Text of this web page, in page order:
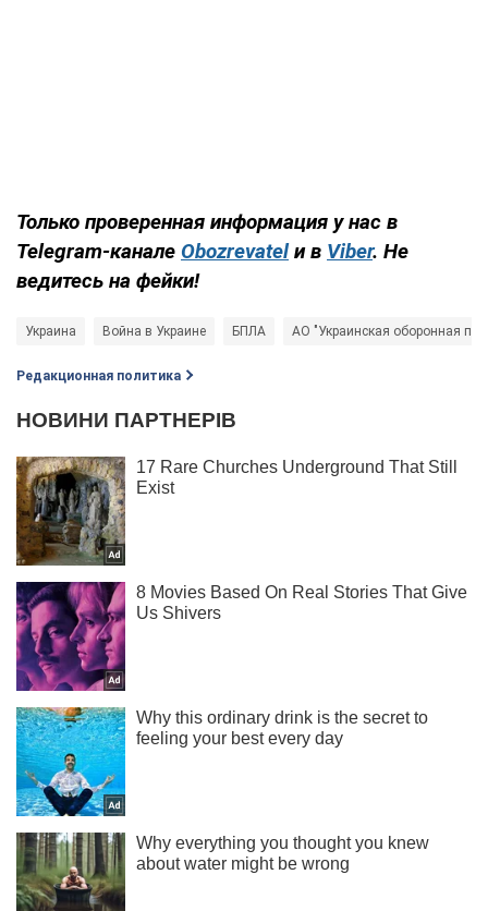
Только проверенная информация у нас в
Telegram-канале Obozrevatel и в Viber. Не
ведитесь на фейки!
Украина Война в Украине БПЛА АО "Украинская оборонная
Редакционная политика